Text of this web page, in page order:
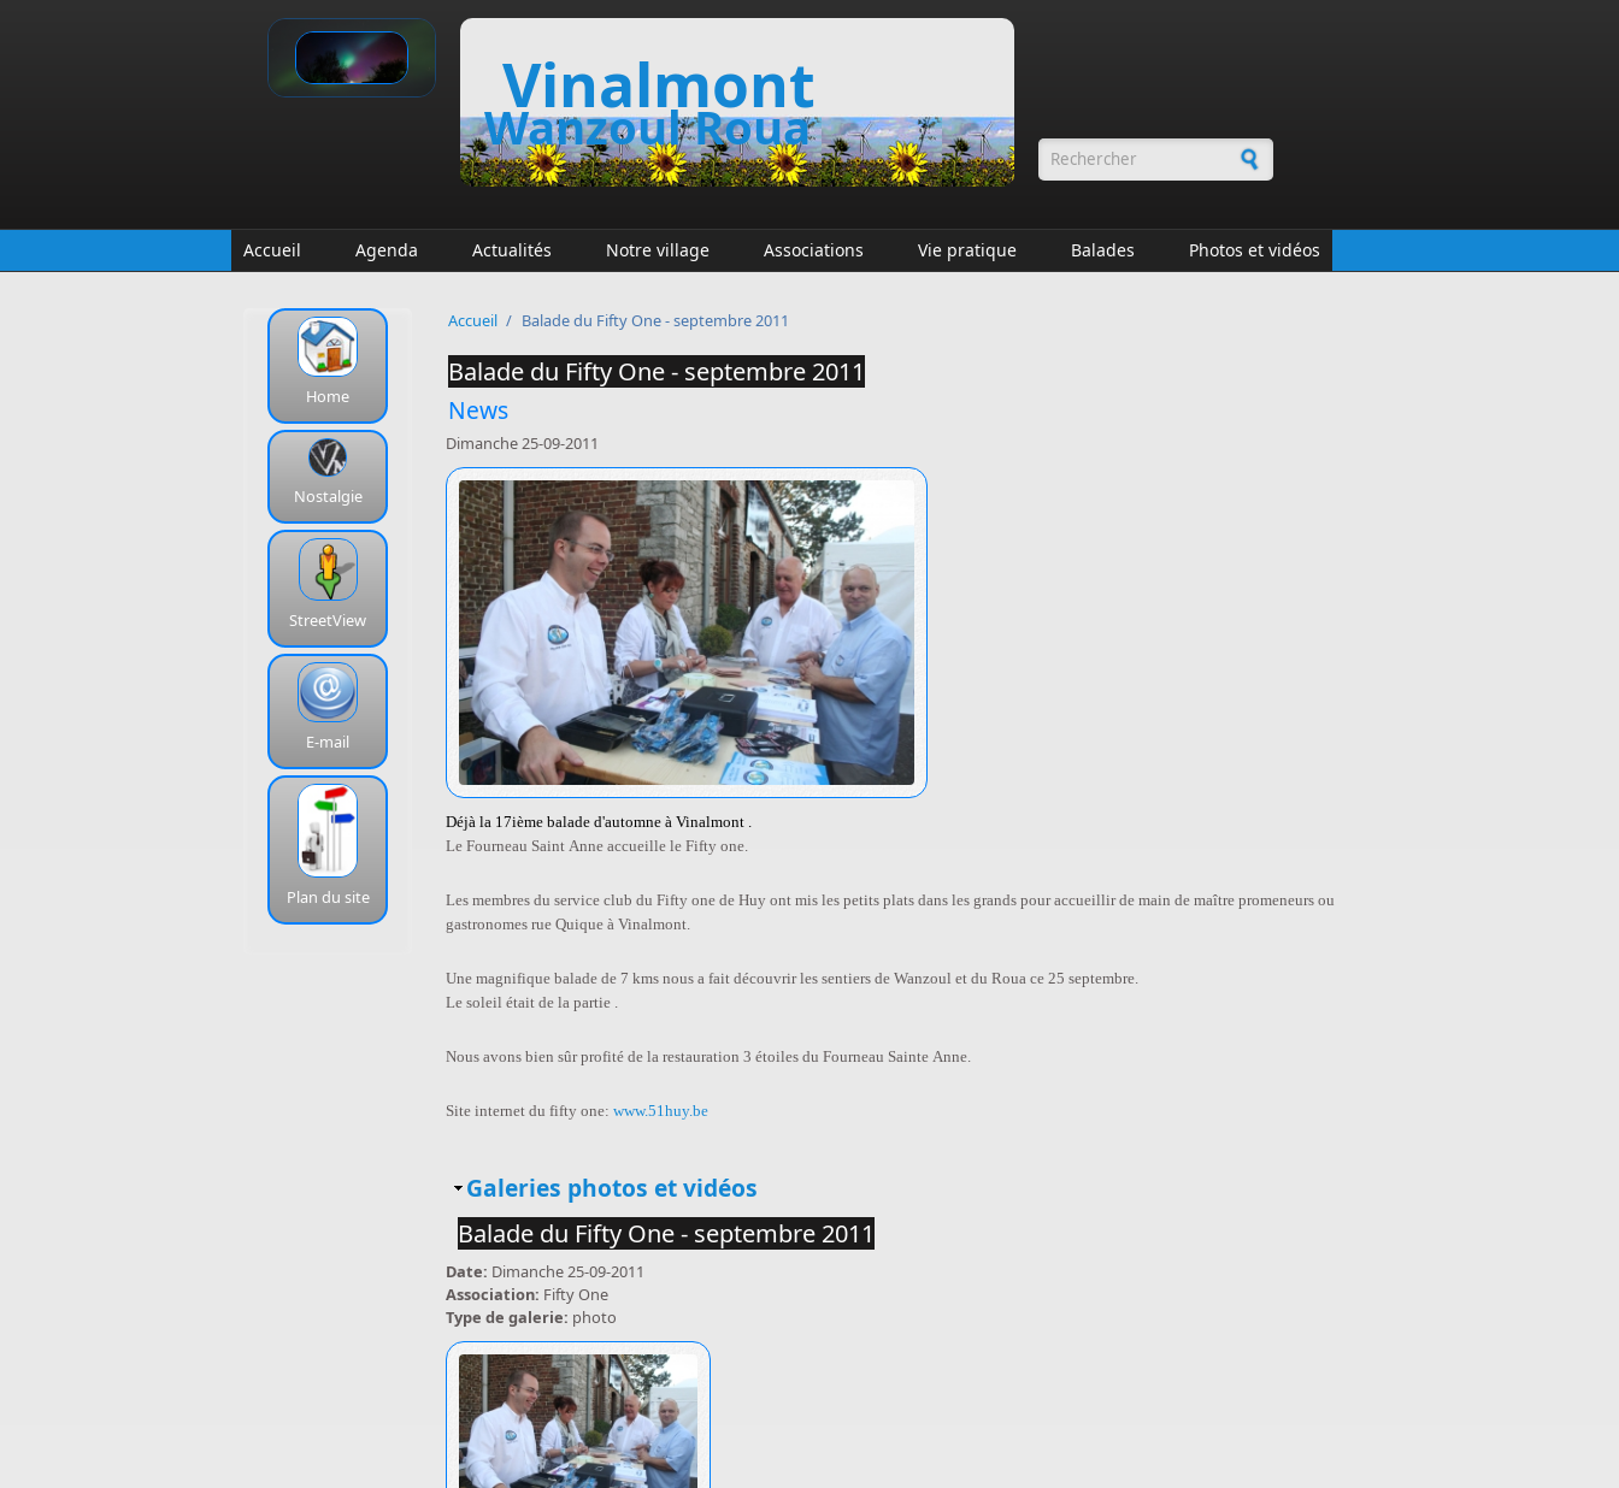
Vinalmont
Wanzoul Roua
Formulaire de recherche
Accueil Agenda Actualités Notre village Associations Vie pratique Balades Photos et vidéos
Home
Nostalgie
StreetView
E-mail
Plan du site
Accueil / Balade du Fifty One - septembre 2011
Balade du Fifty One - septembre 2011
News
Dimanche 25-09-2011
Déjà la 17ième balade d'automne à Vinalmont .
Le Fourneau Saint Anne accueille le Fifty one.
Les membres du service club du Fifty one de Huy ont mis les petits plats dans les grands pour accueillir de main de maître promeneurs ou
gastronomes rue Quique à Vinalmont.
Une magnifique balade de 7 kms nous a fait découvrir les sentiers de Wanzoul et du Roua ce 25 septembre.
Le soleil était de la partie .
Nous avons bien sûr profité de la restauration 3 étoiles du Fourneau Sainte Anne.
Site internet du fifty one:www.51huy.be
Masquer
Galeries photos et vidéos
Balade du Fifty One - septembre 2011
Date: Dimanche 25-09-2011
Association: Fifty One
Type de galerie: photo